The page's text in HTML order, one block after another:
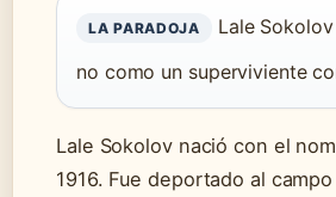
LA PARADOJA
Lale
no como un superviviente
Lale Sokolov nació con el
1916. Fue deportado al